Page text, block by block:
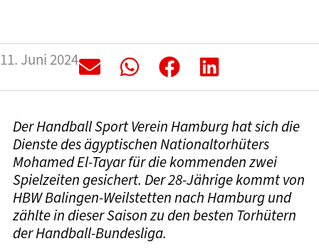
11. Juni 2024
Der Handball Sport Verein Hamburg hat sich die
Dienste des ägyptischen Nationaltorhüters
Mohamed El-Tayar für die kommenden zwei
Spielzeiten gesichert. Der 28-Jährige kommt von
HBW Balingen-Weilstetten nach Hamburg und
zählte in dieser Saison zu den besten Torhütern
der Handball-Bundesliga.